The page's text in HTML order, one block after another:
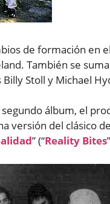
de formación en
También se
Stoll y Michael
álbum, el
versión del clásico de
” (“Reality Bites